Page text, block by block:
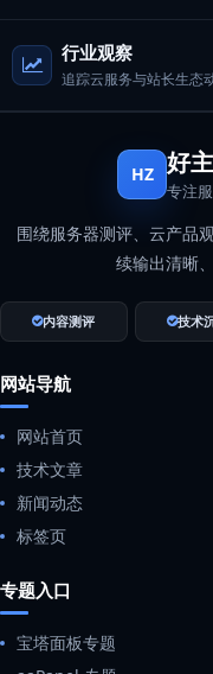
行业观察
追踪云服务与站长生态
HZ 好
专注
围绕服务器测评、云产品
续输出清晰
内容测评 技术
网站导航
网站首页
技术文章
新闻动态
标签页
专题入口
宝塔面板专题